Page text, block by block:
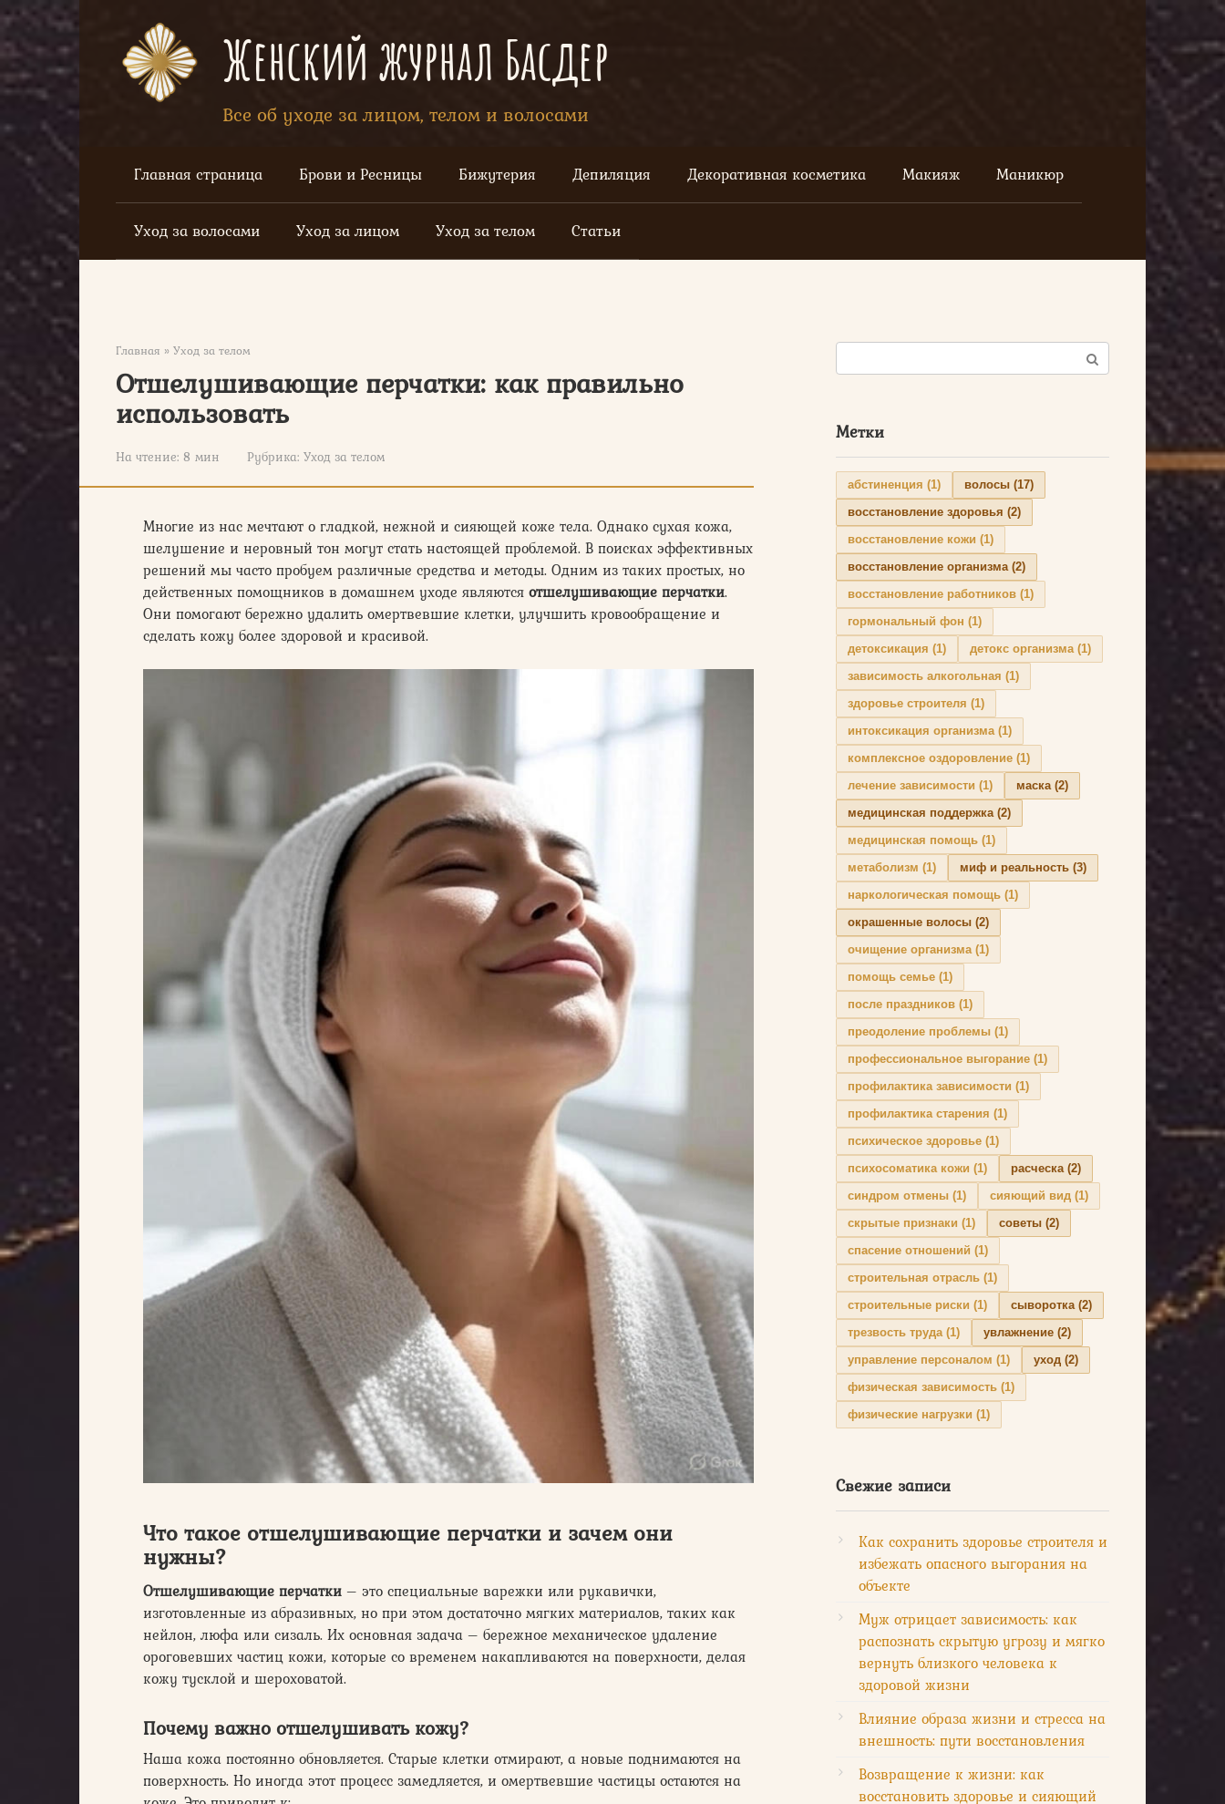
Перейти
к
контенту
Женский журнал Басдер
Все об уходе за лицом, телом и волосами
Главная страница Брови и Ресницы Бижутерия Депиляция Декоративная косметика Макияж Маникюр
Уход за волосами Уход за лицом Уход за телом Статьи
Главная » Уход за телом
Отшелушивающие перчатки: как правильно
использовать
На чтение: 8 мин Рубрика: Уход за телом
Многие из нас мечтают о гладкой, нежной и сияющей коже тела. Однако сухая кожа,
шелушение и неровный тон могут стать настоящей проблемой. В поисках эффективных
решений мы часто пробуем различные средства и методы. Одним из таких простых, но
действенных помощников в домашнем уходе являются отшелушивающие перчатки.
Они помогают бережно удалить омертвевшие клетки, улучшить кровообращение и
сделать кожу более здоровой и красивой.
Что такое отшелушивающие перчатки и зачем они
нужны?
Отшелушивающие перчатки – это специальные варежки или рукавички,
изготовленные из абразивных, но при этом достаточно мягких материалов, таких как
нейлон, люфа или сизаль. Их основная задача – бережное механическое удаление
ороговевших частиц кожи, которые со временем накапливаются на поверхности, делая
кожу тусклой и шероховатой.
Почему важно отшелушивать кожу?
Наша кожа постоянно обновляется. Старые клетки отмирают, а новые поднимаются на
поверхность. Но иногда этот процесс замедляется, и омертвевшие частицы остаются на
Поиск:
Метки
абстиненция (1) волосы (17)
восстановление здоровья (2)
восстановление кожи (1)
восстановление организма(2)
восстановление работников (1)
гормональный фон (1)
детоксикация (1) детокс организма(1)
зависимость алкогольная (1)
здоровье строителя (1)
интоксикация организма(1)
комплексное оздоровление (1)
лечение зависимости (1) маска(2)
медицинская поддержка(2)
медицинская помощь (1)
метаболизм (1) миф и реальность (3)
наркологическая помощь (1)
окрашенные волосы (2)
очищение организма(1)
помощь семье (1)
после праздников (1)
преодоление проблемы (1)
профессиональное выгорание (1)
профилактика зависимости (1)
профилактика старения (1)
психическое здоровье (1)
психосоматика кожи (1) расческа(2)
синдром отмены (1) сияющий вид (1)
скрытые признаки (1) советы (2)
спасение отношений (1)
строительная отрасль (1)
строительные риски (1) сыворотка(2)
трезвость труда(1) увлажнение (2)
управление персоналом (1) уход (2)
физическая зависимость (1)
физические нагрузки (1)
Свежие записи
Как сохранить здоровье строителя и
избежать опасного выгорания на
объекте
Муж отрицает зависимость: как
распознать скрытую угрозу и мягко
вернуть близкого человека к
здоровой жизни
Влияние образа жизни и стресса на
внешность: пути восстановления
Возвращение к жизни: как
восстановить здоровье и сияющий